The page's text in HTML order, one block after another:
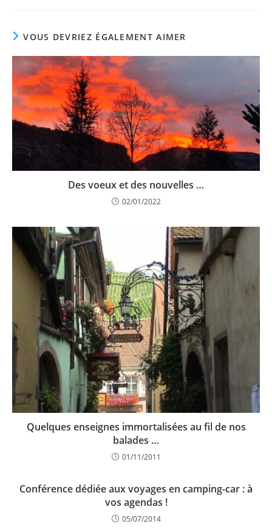
VOUS DEVRIEZ ÉGALEMENT AIMER
Des voeux et des nouvelles …
02/01/2022
Quelques enseignes immortalisées au fil de nos
balades …
01/11/2011
Conférence dédiée aux voyages en camping-car : à
vos agendas !
05/07/2014